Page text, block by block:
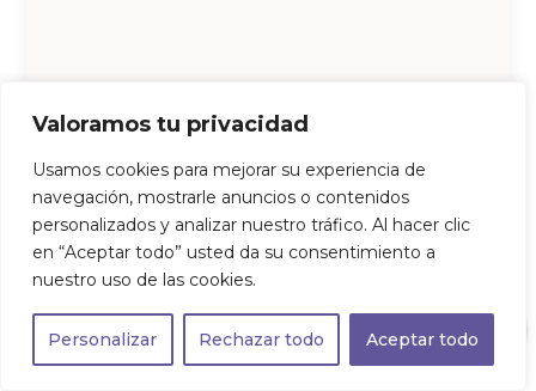
Valoramos tu privacidad
Usamos cookies para mejorar su experiencia de
navegación, mostrarle anuncios o contenidos
personalizados y analizar nuestro tráfico. Al hacer clic
en “Aceptar todo” usted da su consentimiento a
nuestro uso de las cookies.
Personalizar Rechazar todo Aceptar todo